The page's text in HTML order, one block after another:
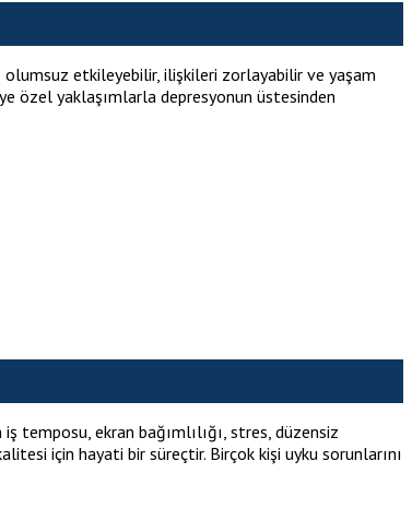
olumsuz etkileyebilir, ilişkileri zorlayabilir ve yaşam
özel yaklaşımlarla depresyonun üstesinden
temposu, ekran bağımlılığı, stres, düzensiz
için hayati bir süreçtir. Birçok kişi uyku sorunlarını